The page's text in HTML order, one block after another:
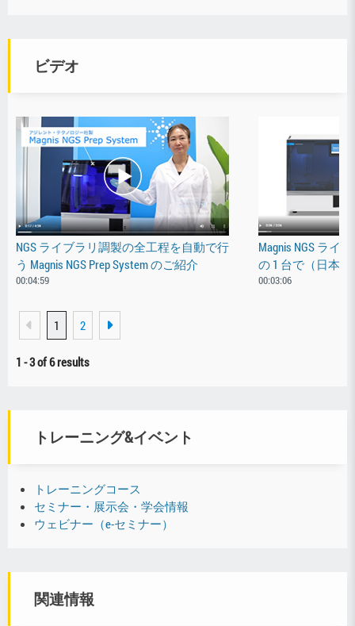
ビデオ
NGS ライブラリ調製の全工程を自動で行
う Magnis NGS Prep System のご紹介
00:04:59
Magnis NGS ライ
の 1 台で（日本
00:03:06
1 2
1 -3of 6 results
トレーニング&イベント
トレーニングコース
セミナー・展示会・学会情報
ウェビナー（e-セミナー）
関連情報